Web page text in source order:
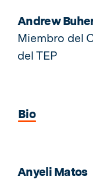
Andrew
Miembro del
del TEP
Bio
Anyeli Matos